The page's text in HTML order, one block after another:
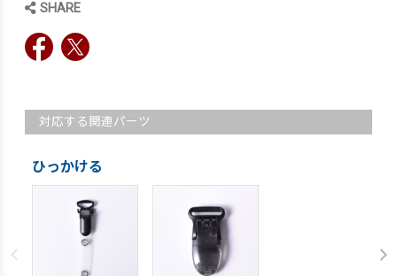
SHARE
対応する関連パーツ
ひっかける